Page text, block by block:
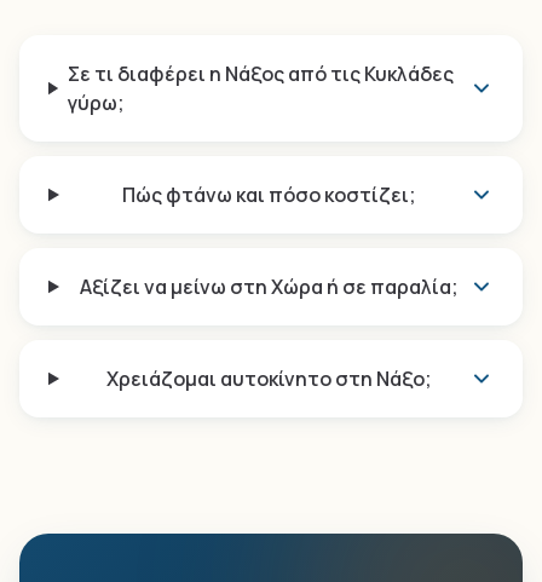
Σε τι διαφέρει η Νάξος από τις Κυκλάδες
γύρω;
Πώς φτάνω και πόσο κοστίζει;
Αξίζει να μείνω στη Χώρα ή σε παραλία;
Χρειάζομαι αυτοκίνητο στη Νάξο;